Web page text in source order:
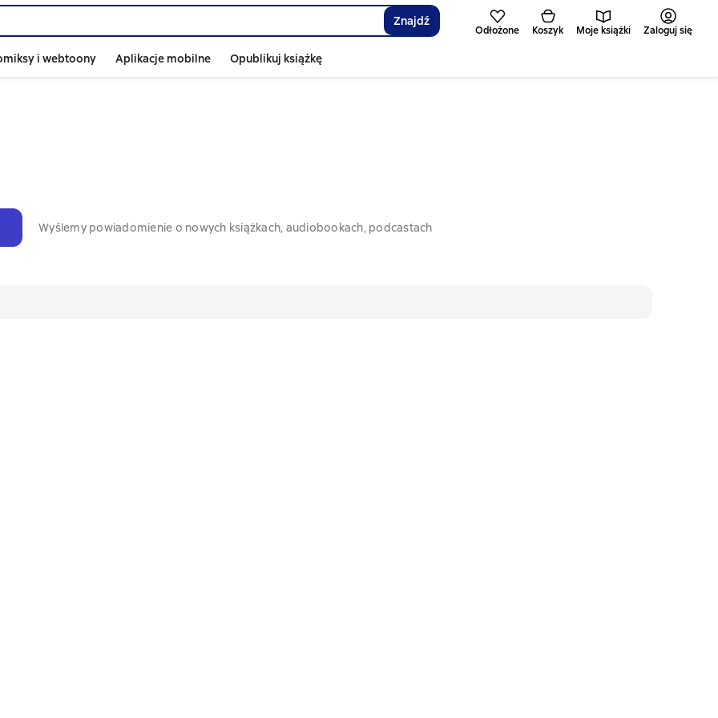
Znajdź
Odłożone Koszyk Moje książki Zaloguj się
i webtoony Aplikacje mobilne Opublikuj książkę
Wyślemy powiadomienie o nowych książkach, audiobookach, podcastach